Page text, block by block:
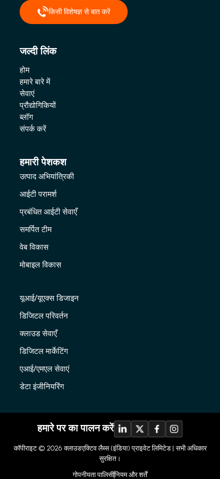
किसी विशेषज्ञ से बात करें
जल्दी लिंक
होम
हमारे बारे में
सेवाएं
प्रौद्योगिकियों
ब्लॉग
संपर्क करें
हमारी पेशकश
उत्पाद अभियांत्रिकी
आईटी परामर्श
प्रबंधित आईटी सेवाएँ
समर्पित टीम
वेब विकास
मोबाइल विकास
यूआई/यूएक्स डिजाइन
डिजिटल परिवर्तन
क्लाउड सेवाएँ
डिजिटल मार्केटिंग
एआई/एमएल सेवाएं
डेटा इंजीनियरिंग
हमारे पर का पालन करें
कॉपीराइट © 2026 क्लाउडएक्टिव लैब्स (इंडिया) प्राइवेट लिमिटेड | सभी अधिकार
सुरक्षित।
गोपनीयता पालिसीनियम और शर्तें